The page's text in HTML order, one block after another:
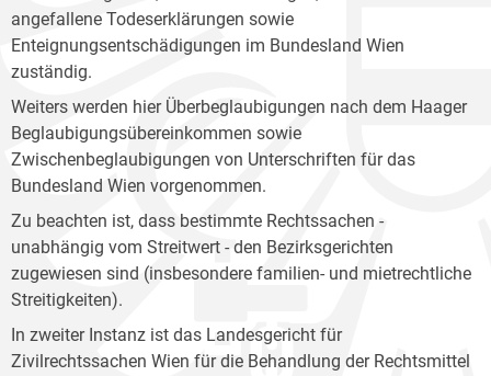
angefallene Todeserklärungen sowie
Enteignungsentschädigungen im Bundesland Wien
zuständig.
Weiters werden hier Überbeglaubigungen nach dem Haager
Beglaubigungsübereinkommen sowie
Zwischenbeglaubigungen von Unterschriften für das
Bundesland Wien vorgenommen.
Zu beachten ist, dass bestimmte Rechtssachen -
unabhängig vom Streitwert - den Bezirksgerichten
zugewiesen sind (insbesondere familien- und mietrechtliche
Streitigkeiten).
In zweiter Instanz ist das Landesgericht für
Zivilrechtssachen Wien für die Behandlung der Rechtsmittel